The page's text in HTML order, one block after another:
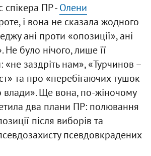
спікера ПР -Олени
і вона не сказала жодного
ані проти «опозиції», ані
Не було нічого, лише її
«не заздріть нам», «Турчинов –
та про «перебігаючих тушок
влади». Ще вона, по-жіночому
два плани ПР: полювання
після виборів та
псевдовкрадених